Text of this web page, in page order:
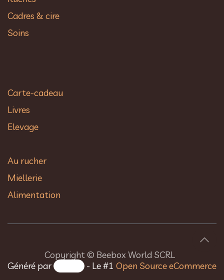
Cadres & cire
Soins
Carte-cadeau
Livres
Elevage
Au rucher​
Miellerie
Alimentation
Copyright © Beebox World SCRL
Généré par
- Le #1 Open Source eCommerce